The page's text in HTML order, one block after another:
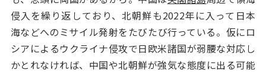
侵入を繰り返しており、北朝鮮も2022年に入って日本
海などへのミサイル発射をたびたび行っている。仮にロ
シアによるウクライナ侵攻で日欧米諸国が弱腰な対応し
かとれなければ、中国や北朝鮮が強気な態度に出る可能